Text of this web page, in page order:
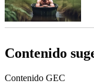
Contenido
Contenido GEC